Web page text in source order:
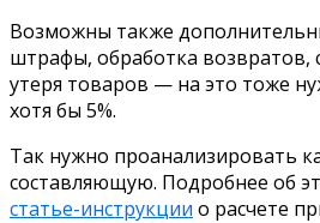
Возможны также
штрафы, обработка возвратов,
утеря товаров — на это тоже
хотя бы 5%.
Так нужно проанализировать
составляющую. Подробнее об
статье-инструкции о расчете